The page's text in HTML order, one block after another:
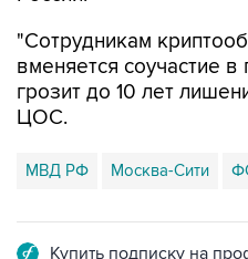
"Сотрудникам
вменяется соучастие
грозит до 10 лет
ЦОС.
МВД РФ Москва-Сити
Купить подписку на